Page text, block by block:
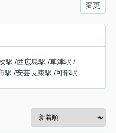
変更
駅 /西広島駅 /草津駅 /
駅 /安芸長束駅 /可部駅